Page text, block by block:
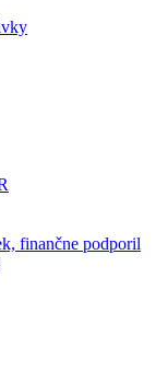
finančne podporil